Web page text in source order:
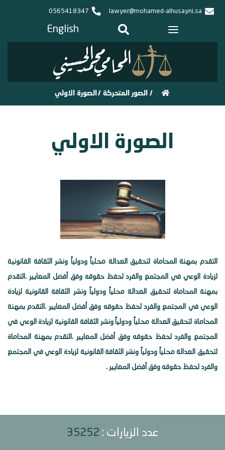
lawyer@mohamed-alhusayni.sa
0565418347
English
/ الصور المتحركة / الصورة الاولي
الصورة الاولي
التقدم بمهنة المحاماة لتحقيق العدالة محلياً ودولياً ونشر الثقافة القانونية
لزيادة الوعي في المجتمع والفرد لحفظ حقوقه وفق أفضل المعايير .التقدم
بمهنة المحاماة لتحقيق العدالة محلياً ودولياً ونشر الثقافة القانونية لزيادة
الوعي في المجتمع والفرد لحفظ حقوقه وفق أفضل المعايير .التقدم بمهنة
المحاماة لتحقيق العدالة محلياً ودولياً ونشر الثقافة القانونية لزيادة الوعي في
المجتمع والفرد لحفظ حقوقه وفق أفضل المعايير .التقدم بمهنة المحاماة
لتحقيق العدالة محلياً ودولياً ونشر الثقافة القانونية لزيادة الوعي في المجتمع
والفرد لحفظ حقوقه وفق أفضل المعايير .
عدد الزيارات : 35252